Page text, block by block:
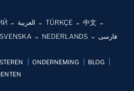
العربية TÜRKÇE
中文
SVENSKA NEDERLANDS فارسی
ONDERNEMING
BLOG